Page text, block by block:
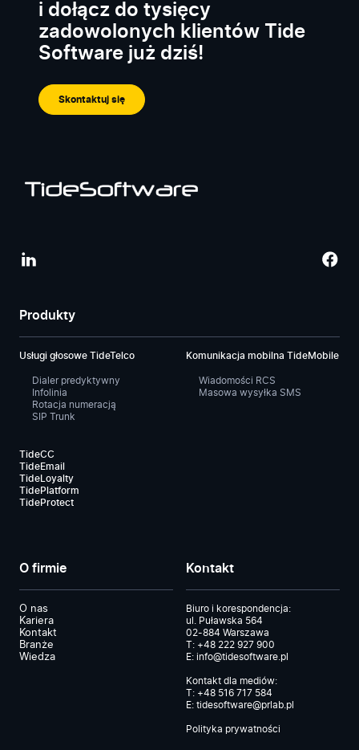
i dołącz do tysięcy
zadowolonych klientów Tide
Software już dziś!
Skontaktuj się
Produkty
Usługi głosowe TideTelco
Dialer predyktywny
Infolinia
Rotacja numeracją
SIP Trunk
Komunikacja mobilna TideMobile
Wiadomości RCS
Masowa wysyłka SMS
TideCC
TideEmail
TideLoyalty
TidePlatform
TideProtect
O firmie
O nas
Kariera
Kontakt
Branże
Wiedza
Kontakt
Biuro i korespondencja:
ul. Puławska 564
02-884 Warszawa
T: +48 222 927 900
E: info@tidesoftware.pl
Kontakt dla mediów:
T: +48 516 717 584
E: tidesoftware@prlab.pl
Polityka prywatności